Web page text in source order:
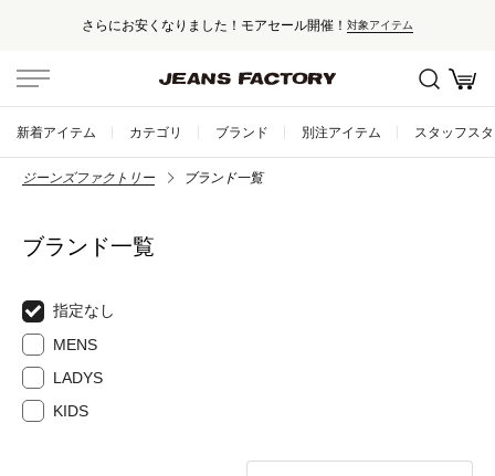
さらにお安くなりました！モアセール開催！ 対象アイテム
新着アイテム カテゴリ ブランド 別注アイテム スタッフス
ジーンズファクトリー ブランド一覧
ブランド一覧
指定なし
MENS
LADYS
KIDS